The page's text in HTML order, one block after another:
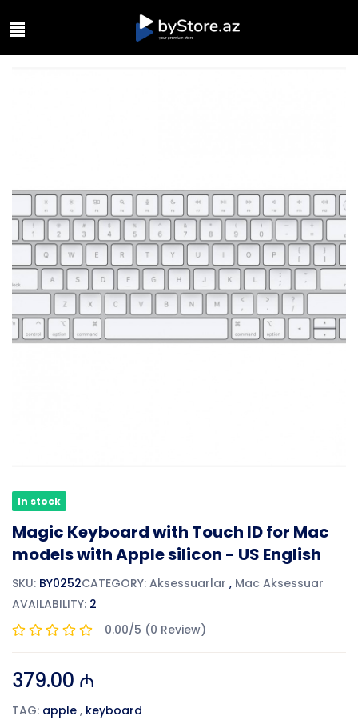
In stock
Magic Keyboard with Touch ID for Mac
models with Apple silicon - US English
SKU: BY0252CATEGORY: Aksessuarlar , Mac Aksessuar
AVAILABILITY: 2
0.00/5 (0 Review)
379.00 ₼
TAG: apple , keyboard